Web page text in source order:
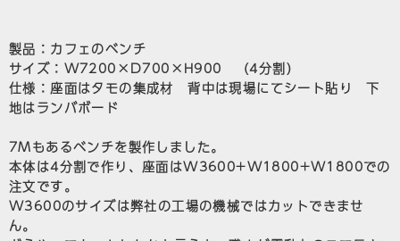
製品：カフェのベンチ
サイズ：W7200×D700×H900 （4分割）
仕様：座面はタモの集成材 背中は現場にてシート貼り 下
地はランバボード
7Mもあるベンチを製作しました。
本体は4分割で作り、座面はW3600+W1800+W1800での
注文です。
W3600のサイズは弊社の工場の機械ではカットできませ
ん。